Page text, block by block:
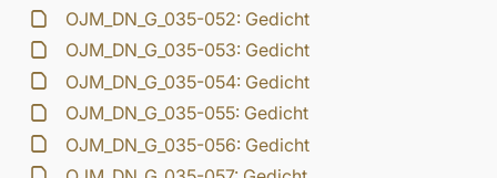
OJM_DN_G_035-052: Gedicht
OJM_DN_G_035-053: Gedicht
OJM_DN_G_035-054: Gedicht
OJM_DN_G_035-055: Gedicht
OJM_DN_G_035-056: Gedicht